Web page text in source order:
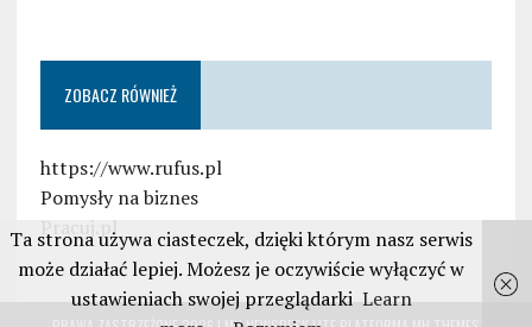
ZOBACZ RÓWNIEŻ
https://www.rufus.pl
Pomysły na biznes
Pracuj.pl
Ta strona używa ciasteczek, dzięki którym nasz serwis
może działać lepiej. Możesz je oczywiście wyłączyć w
ustawieniach swojej przeglądarki Learn